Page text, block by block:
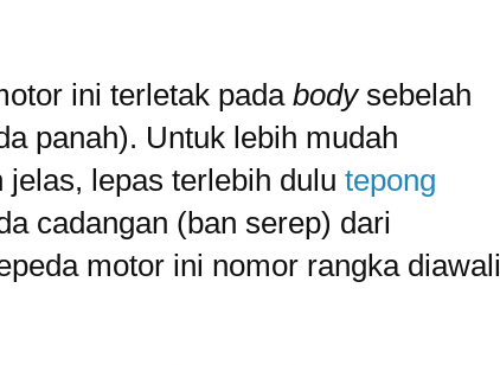
ini terletak pada bodysebelah
panah). Untuk lebih mudah
lepas terlebih dulu tepong
cadangan (ban serep) dari
motor ini nomor rangka diawali